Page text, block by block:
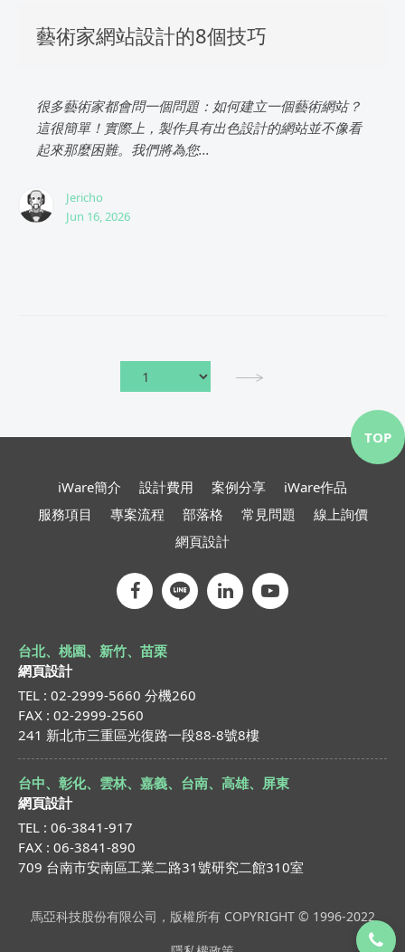
藝術家網站設計的8個技巧
很多藝術家都會問一個問題：如何建立一個藝術網站？
這很簡單！實際上，製作具有出色設計的網站並不像看
起來那麼困難。我們將為您...
Jericho
Jun 16, 2026
iWare簡介 設計費用 案例分享
iWare作品
服務項目
專案流程 部落格 常見問題
線上詢價
網頁設計
台北、桃園、新竹、苗栗
網頁設計
TEL : 02-2999-5660 分機260
FAX : 02-2999-2560
241 新北市三重區光復路一段88-8號8樓
台中、彰化、雲林、嘉義、台南、高雄、屏東
網頁設計
TEL : 06-3841-917
FAX : 06-3841-890
709 台南市安南區工業二路31號研究二館310室
馬亞科技股份有限公司，版權所有 COPYRIGHT © 1996-2022
TOP